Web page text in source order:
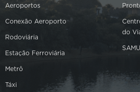
Aeroportos
Conexão Aeroporto
Rodoviária
Estação Ferroviária
Metrô
Táxi
do
SAMU